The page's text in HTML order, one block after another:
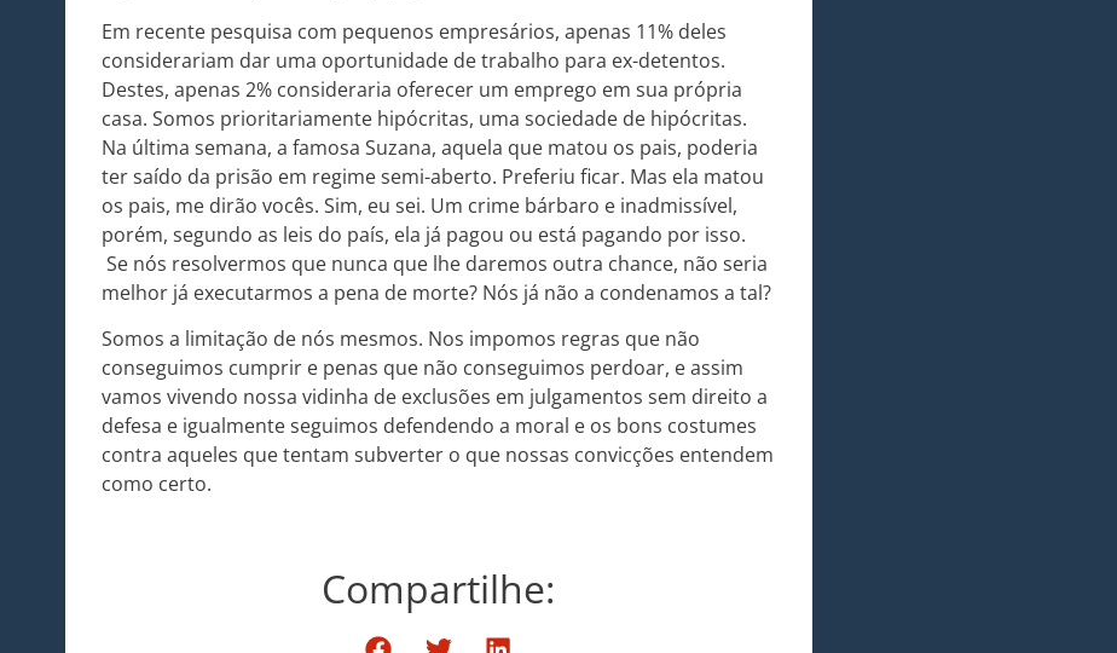
Em recente pesquisa com pequenos empresários, apenas 11% deles
considerariam dar uma oportunidade de trabalho para ex-detentos.
Destes, apenas 2% consideraria oferecer um emprego em sua própria
casa. Somos prioritariamente hipócritas, uma sociedade de hipócritas.
Na última semana, a famosa Suzana, aquela que matou os pais, poderia
ter saído da prisão em regime semi-aberto. Preferiu ficar. Mas ela matou
os pais, me dirão vocês. Sim, eu sei. Um crime bárbaro e inadmissível,
porém, segundo as leis do país, ela já pagou ou está pagando por isso.
Se nós resolvermos que nunca que lhe daremos outra chance, não seria
melhor já executarmos a pena de morte? Nós já não a condenamos a tal?
Somos a limitação de nós mesmos. Nos impomos regras que não
conseguimos cumprir e penas que não conseguimos perdoar, e assim
vamos vivendo nossa vidinha de exclusões em julgamentos sem direito a
defesa e igualmente seguimos defendendo a moral e os bons costumes
contra aqueles que tentam subverter o que nossas convicções entendem
como certo.
Compartilhe: